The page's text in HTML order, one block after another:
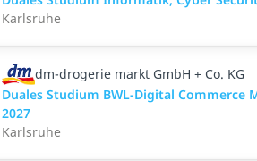
Karlsruhe
dm-drogerie markt GmbH + Co. KG
Duales Studium BWL-Digital Commerce
2027
Karlsruhe